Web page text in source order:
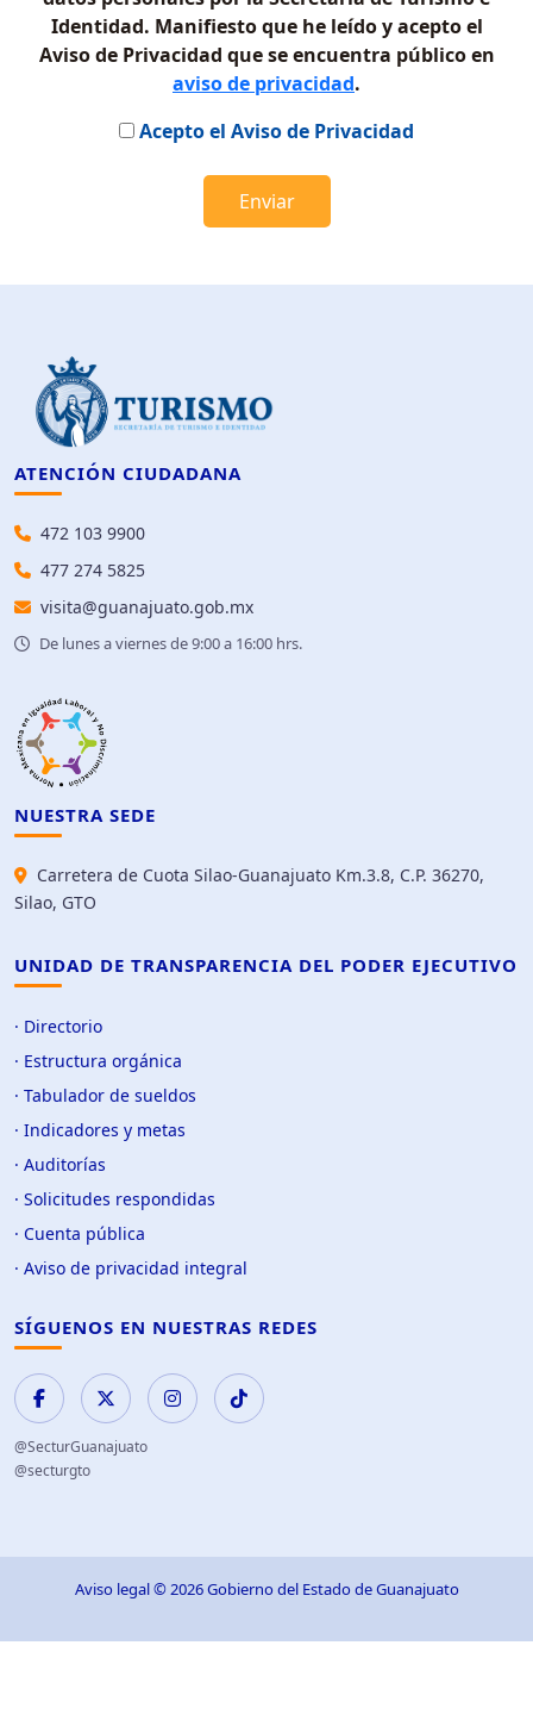
Identidad. Manifiesto que he leído y acepto el
Aviso de Privacidad que se encuentra público en
aviso de privacidad.
Acepto el Aviso de Privacidad
Enviar
ATENCIÓN CIUDADANA
472 103 9900
477 274 5825
visita@guanajuato.gob.mx
De lunes a viernes de 9:00 a 16:00 hrs.
NUESTRA SEDE
Carretera de Cuota Silao-Guanajuato Km.3.8, C.P. 36270,
Silao, GTO
UNIDAD DE TRANSPARENCIA DEL PODER EJECUTIVO
· Directorio
· Estructura orgánica
· Tabulador de sueldos
· Indicadores y metas
· Auditorías
· Solicitudes respondidas
· Cuenta pública
· Aviso de privacidad integral
SÍGUENOS EN NUESTRAS REDES
@SecturGuanajuato
@secturgto
Aviso legal © 2026 Gobierno del Estado de Guanajuato